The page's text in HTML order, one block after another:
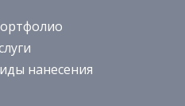
нанесения